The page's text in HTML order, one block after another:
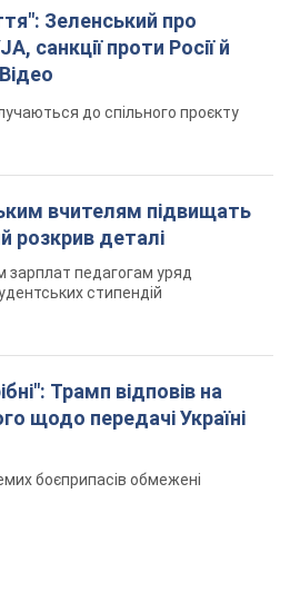
Зеленський про
санкції проти Росії й
до спільного проєкту
вчителям підвищать
розкрив деталі
педагогам уряд
стипендій
Трамп відповів на
щодо передачі Україні
боєприпасів обмежені